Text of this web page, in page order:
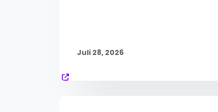
Juli 28, 2026